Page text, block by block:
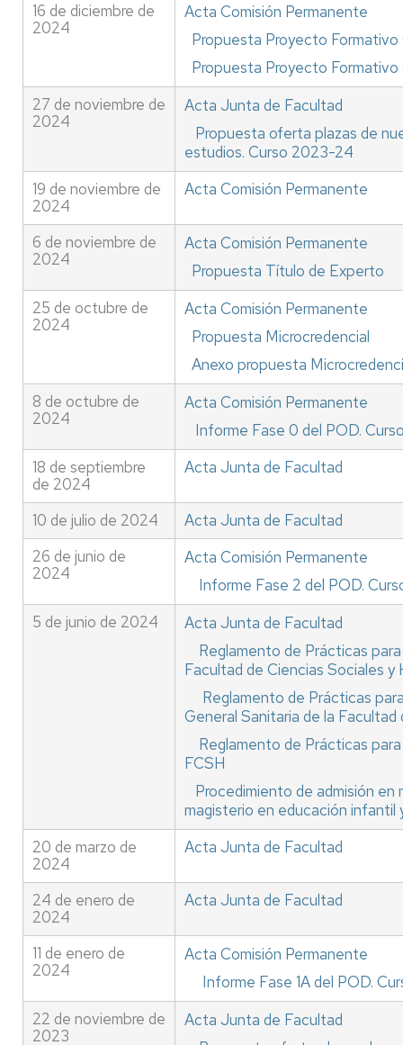
16 de diciembre de
2024
Acta Comisión Permanente
Propuesta Proyecto Formativo
Propuesta Proyecto Formativo
27 de noviembre de
2024
Acta Junta de Facultad
Propuesta oferta plazas de
estudios. Curso 2023-24
19 de noviembre de
2024
Acta Comisión Permanente
6 de noviembre de
2024
Acta Comisión Permanente
Propuesta Título de Experto
25 de octubre de
2024
Acta Comisión Permanente
Propuesta Microcredencial
Anexo propuesta
8 de octubre de
2024
Acta Comisión Permanente
Informe Fase 0 del POD.
18 de septiembre
de 2024
Acta Junta de Facultad
10 de julio de 2024
Acta Junta de Facultad
26 de junio de
2024
Acta Comisión Permanente
Informe Fase 2 del POD.
5 de junio de 2024
Acta Junta de Facultad
Reglamento de Prácticas
Facultad de Ciencias Sociales y
Reglamento de Prácticas
General Sanitaria de la
Reglamento de Prácticas
FCSH
Procedimiento de admisión en
magisterio en educación infantil
20 de marzo de
2024
Acta Junta de Facultad
24 de enero de
2024
Acta Junta de Facultad
11 de enero de
2024
Acta Comisión Permanente
Informe Fase 1A del POD.
22 de noviembre de
2023
Acta Junta de Facultad